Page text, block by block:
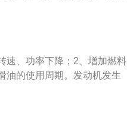
力下降，车辆无法提速，
火。
速、功率下降；2、增加燃料
油的使用周期。发动机发生
力，马力下降车辆加不起速
，非常容易出现瞬间死火。